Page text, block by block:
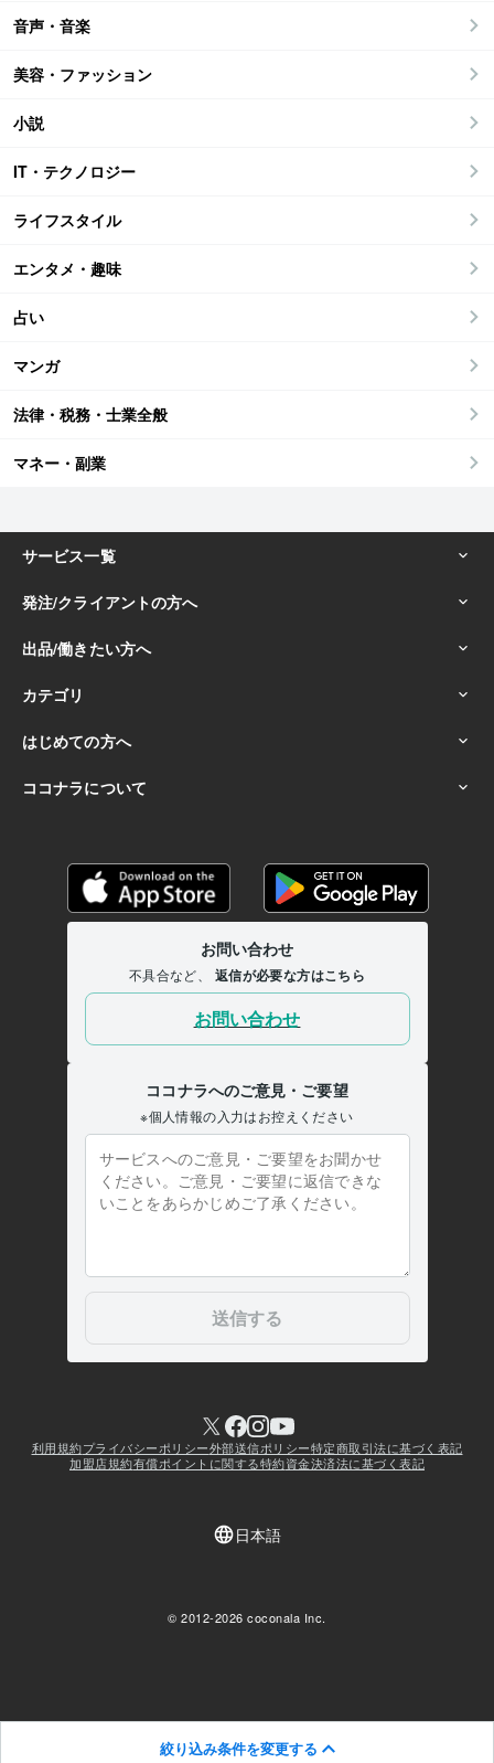
絞り込み条件を変更する
音声・音楽
美容・ファッション
小説
IT・テクノロジー
ライフスタイル
エンタメ・趣味
占い
マンガ
法律・税務・士業全般
マネー・副業